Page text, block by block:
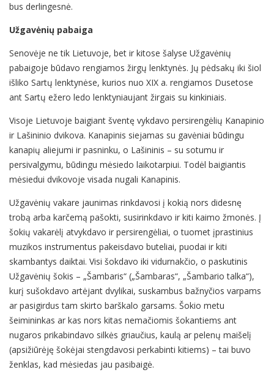
bus derlingesnė.
Užgavėnių pabaiga
Senovėje ne tik Lietuvoje, bet ir kitose šalyse Užgavėnių
pabaigoje būdavo rengiamos žirgų lenktynės. Jų pėdsakų iki šiol
išliko Sartų lenktynėse, kurios nuo XIX a. rengiamos Dusetose
ant Sartų ežero ledo lenktyniaujant žirgais su kinkiniais.
Visoje Lietuvoje baigiant šventę vykdavo persirengėlių Kanapinio
ir Lašininio dvikova. Kanapinis siejamas su gavėniai būdingu
kanapių aliejumi ir pasninku, o Lašininis – su sotumu ir
persivalgymu, būdingu mėsiedo laikotarpiui. Todėl baigiantis
mėsiedui dvikovoje visada nugali Kanapinis.
Užgavėnių vakare jaunimas rinkdavosi į kokią nors didesnę
trobą arba karčemą pašokti, susirinkdavo ir kiti kaimo žmonės. Į
šokių vakarėlį atvykdavo ir persirengėliai, o tuomet įprastinius
muzikos instrumentus pakeisdavo buteliai, puodai ir kiti
skambantys daiktai. Visi šokdavo iki vidurnakčio, o paskutinis
Užgavėnių šokis – „Šambaris“ („Šambaras“, „Šambario talka“),
kurį sušokdavo artėjant dvylikai, suskambus bažnyčios varpams
ar pasigirdus tam skirto barškalo garsams. Šokio metu
šeimininkas ar kas nors kitas nemačiomis šokantiems ant
nugaros prikabindavo silkės griaučius, kaulą ar pelenų maišelį
(apsižiūrėję šokėjai stengdavosi perkabinti kitiems) – tai buvo
ženklas, kad mėsiedas jau pasibaigė.